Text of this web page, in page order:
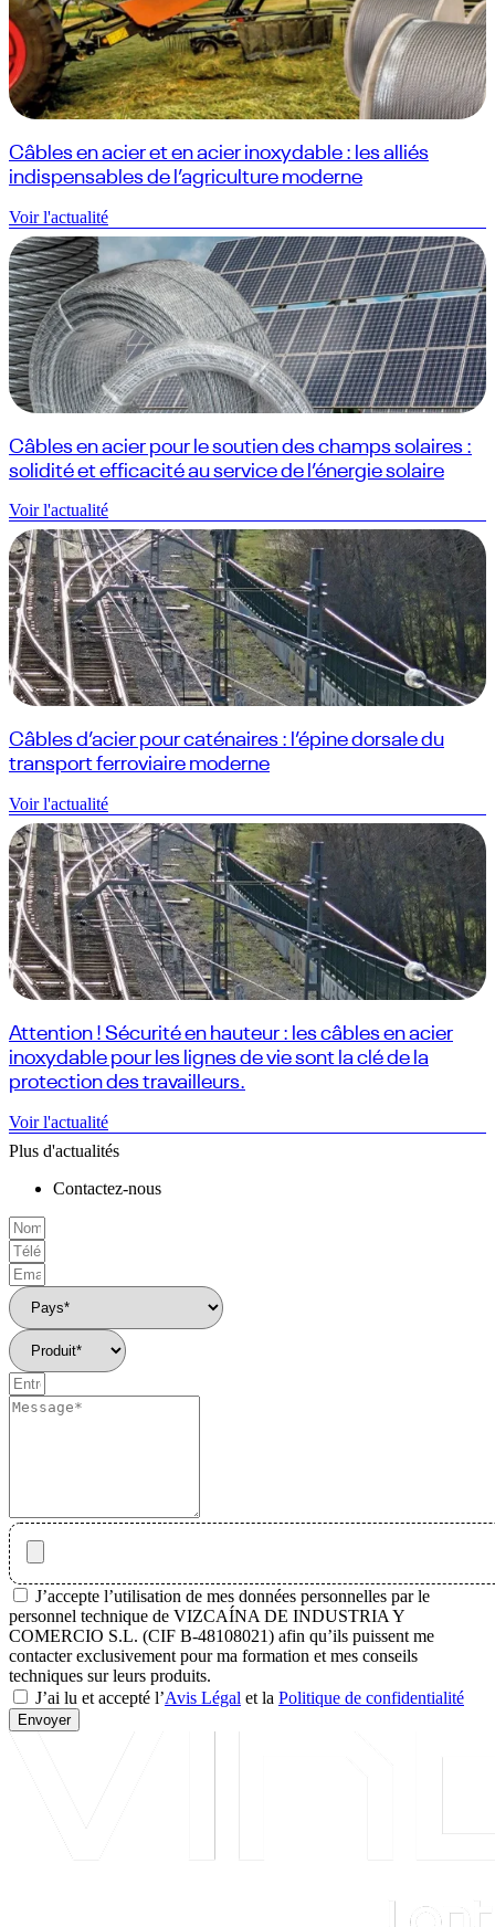
Câbles en acier et en acier inoxydable : les alliés
indispensables de l’agriculture moderne
Voir l'actualité
Câbles en acier pour le soutien des champs solaires :
solidité et efficacité au service de l’énergie solaire
Voir l'actualité
Câbles d’acier pour caténaires : l’épine dorsale du
transport ferroviaire moderne
Voir l'actualité
Attention ! Sécurité en hauteur : les câbles en acier
inoxydable pour les lignes de vie sont la clé de la
protection des travailleurs.
Voir l'actualité
Plus d'actualités
Contactez-nous
J’accepte l’utilisation de mes données personnelles par le
personnel technique de VIZCAÍNA DE INDUSTRIA Y
COMERCIO S.L. (CIF B-48108021) afin qu’ils puissent me
contacter exclusivement pour ma formation et mes conseils
techniques sur leurs produits.
J’ai lu et accepté l’Avis Légal et la Politique de confidentialité
Envoyer